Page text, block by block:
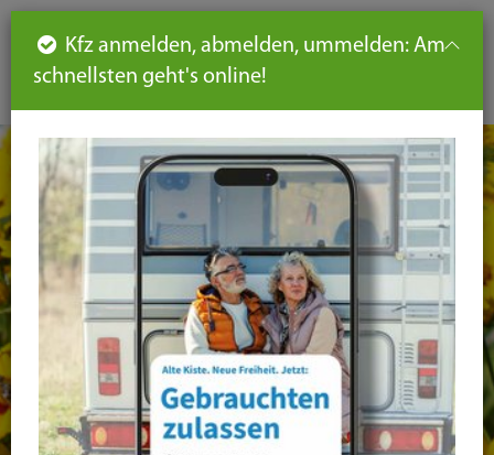
DE
Seiteninhalt
Hauptnavigation
Seitennavigation
leichte
Sprache
Kfz anmelden, abmelden, ummelden: Am
schnellsten geht's online!